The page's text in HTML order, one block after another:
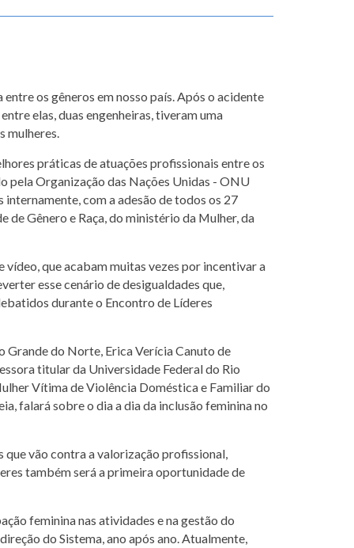
os gêneros em nosso país. Após o acidente
elas, duas engenheiras, tiveram uma
mulheres.
práticas de atuações profissionais entre os
pela Organização das Nações Unidas - ONU
com a adesão de todos os 27
Gênero e Raça, do ministério da Mulher, da
que acabam muitas vezes por incentivar a
esse cenário de desigualdades que,
durante o Encontro de Líderes
Grande do Norte, Erica Verícia Canuto de
titular da Universidade Federal do Rio
Vítima de Violência Doméstica e Familiar do
falará sobre o dia a dia da inclusão feminina no
que vão contra a valorização profissional,
também será a primeira oportunidade de
feminina nas atividades e na gestão do
do Sistema, ano após ano. Atualmente,